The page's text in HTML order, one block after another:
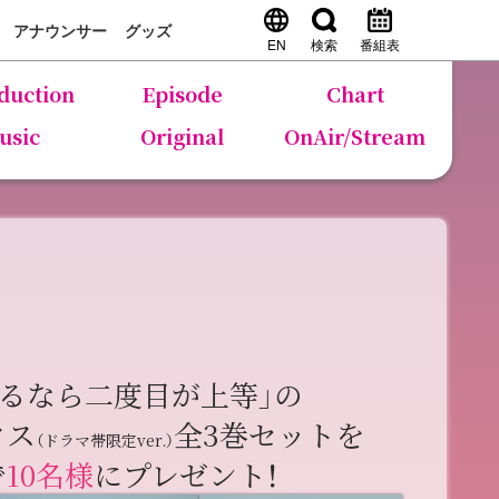
アナウンサー グッズ
EN 検索 番組表
Episode
Chart
Original OnAir/Stream
なら二度目が上等」の
（ドラマ帯限定ver.）全3巻セットを
10名様にプレゼント！